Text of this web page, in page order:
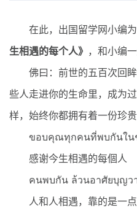
材料
签证
留学
在此，出国留学网小编为
生相遇的每个人》 ，和小编
佛曰：前世的五百次回眸
些人走进你的生命里，成为
样，始终你都拥有着一份珍贵
ขอบคุณทุกคนที่พบกันใน
感谢今生相遇的每個人
คนพบกัน ล้วนอาศัยบุญว
人和人相遇，靠的是一点